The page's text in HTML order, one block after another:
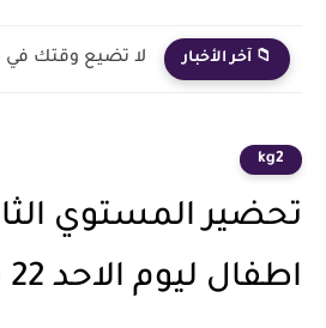
📁 آخر الأخبار
kg2
تحضير المستوي
اطفال ليوم الاحد 22 نوفمبر